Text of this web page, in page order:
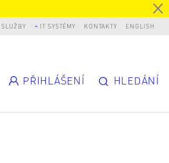
IT SYSTÉMY KONTAKTY ENGLISH
PŘIHLÁŠENÍ HLEDÁNÍ